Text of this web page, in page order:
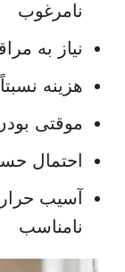
نامرغوب
نیاز به
هزینه
موقتی
احتمال
آسیب
نامناسب